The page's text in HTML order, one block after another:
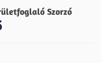
Szorzó